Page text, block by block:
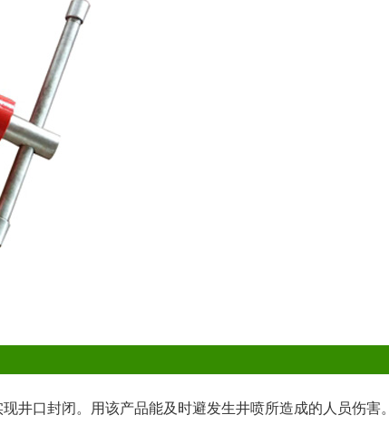
井口封闭。用该产品能及时避发生井喷所造成的人员伤害。